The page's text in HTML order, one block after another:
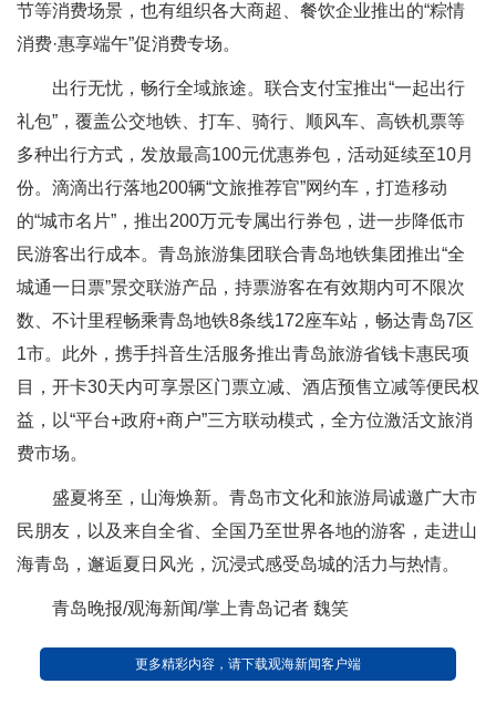
节等消费场景，也有组织各大商超、餐饮企业推出的“粽情
消费·惠享端午”促消费专场。
出行无忧，畅行全域旅途。联合支付宝推出“一起出行
礼包”，覆盖公交地铁、打车、骑行、顺风车、高铁机票等
多种出行方式，发放最高100元优惠券包，活动延续至10月
份。滴滴出行落地200辆“文旅推荐官”网约车，打造移动
的“城市名片”，推出200万元专属出行券包，进一步降低市
民游客出行成本。青岛旅游集团联合青岛地铁集团推出“全
城通一日票”景交联游产品，持票游客在有效期内可不限次
数、不计里程畅乘青岛地铁8条线172座车站，畅达青岛7区
1市。此外，携手抖音生活服务推出青岛旅游省钱卡惠民项
目，开卡30天内可享景区门票立减、酒店预售立减等便民权
益，以“平台+政府+商户”三方联动模式，全方位激活文旅消
费市场。
盛夏将至，山海焕新。青岛市文化和旅游局诚邀广大市
民朋友，以及来自全省、全国乃至世界各地的游客，走进山
海青岛，邂逅夏日风光，沉浸式感受岛城的活力与热情。
青岛晚报/观海新闻/掌上青岛记者 魏笑
更多精彩内容，请下载观海新闻客户端